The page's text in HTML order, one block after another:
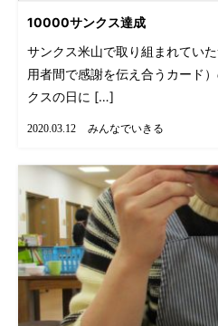
10000サンクス達成
サンクス米山で取り組まれてい
用者間で感謝を伝え合うカード
クスの日に […]
2020.03.12 みんなでいきる